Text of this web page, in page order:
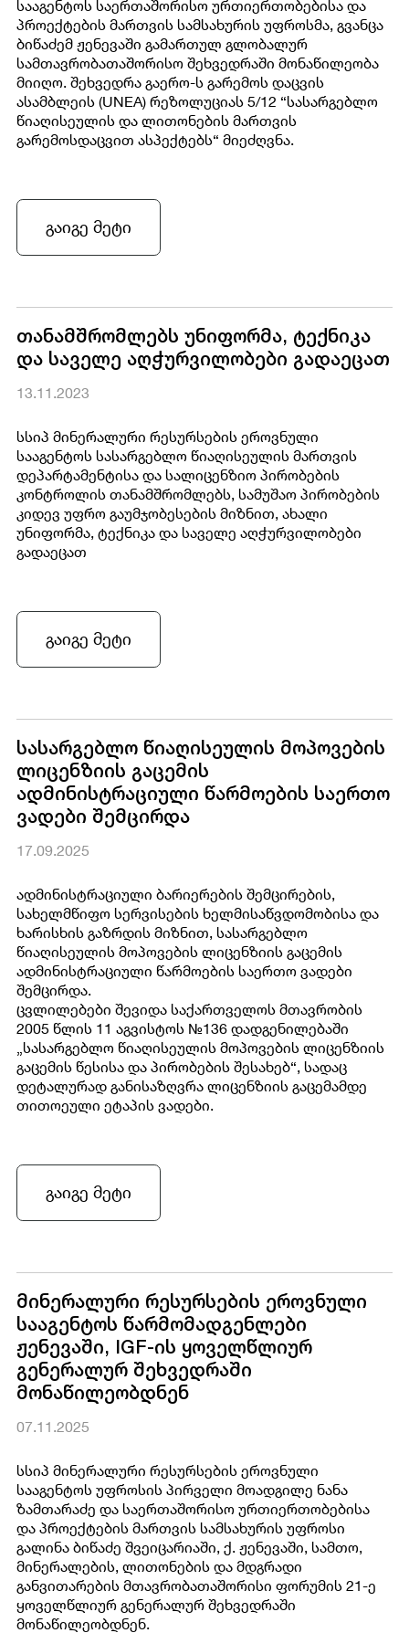
სააგენტოს საერთაშორისო ურთიერთობებისა და
პროექტების მართვის სამსახურის უფროსმა, გვანცა
ბიწაძემ ჟენევაში გამართულ გლობალურ
სამთავრობათაშორისო შეხვედრაში მონაწილეობა
მიიღო. შეხვედრა გაერო-ს გარემოს დაცვის
ასამბლეის (UNEA) რეზოლუციას 5/12 “სასარგებლო
წიაღისეულის და ლითონების მართვის
გარემოსდაცვით ასპექტებს“ მიეძღვნა.
გაიგე მეტი
თანამშრომლებს უნიფორმა, ტექნიკა
და საველე აღჭურვილობები გადაეცათ
13.11.2023
სსიპ მინერალური რესურსების ეროვნული
სააგენტოს სასარგებლო წიაღისეულის მართვის
დეპარტამენტისა და სალიცენზიო პირობების
კონტროლის თანამშრომლებს, სამუშაო პირობების
კიდევ უფრო გაუმჯობესების მიზნით, ახალი
უნიფორმა, ტექნიკა და საველე აღჭურვილობები
გადაეცათ
გაიგე მეტი
სასარგებლო წიაღისეულის მოპოვების
ლიცენზიის გაცემის
ადმინისტრაციული წარმოების საერთო
ვადები შემცირდა
17.09.2025
ადმინისტრაციული ბარიერების შემცირების,
სახელმწიფო სერვისების ხელმისაწვდომობისა და
ხარისხის გაზრდის მიზნით, სასარგებლო
წიაღისეულის მოპოვების ლიცენზიის გაცემის
ადმინისტრაციული წარმოების საერთო ვადები
შემცირდა.
ცვლილებები შევიდა საქართველოს მთავრობის
2005 წლის 11 აგვისტოს №136 დადგენილებაში
„სასარგებლო წიაღისეულის მოპოვების ლიცენზიის
გაცემის წესისა და პირობების შესახებ“, სადაც
დეტალურად განისაზღვრა ლიცენზიის გაცემამდე
თითოეული ეტაპის ვადები.
გაიგე მეტი
მინერალური რესურსების ეროვნული
სააგენტოს წარმომადგენლები
ჟენევაში, IGF-ის ყოველწლიურ
გენერალურ შეხვედრაში
მონაწილეობდნენ
07.11.2025
სსიპ მინერალური რესურსების ეროვნული
სააგენტოს უფროსის პირველი მოადგილე ნანა
ზამთარაძე და საერთაშორისო ურთიერთობებისა
და პროექტების მართვის სამსახურის უფროსი
გალინა ბიწაძე შვეიცარიაში, ქ. ჟენევაში, სამთო,
მინერალების, ლითონების და მდგრადი
განვითარების მთავრობათაშორისი ფორუმის 21-ე
ყოველწლიურ გენერალურ შეხვედრაში
მონაწილეობდნენ.